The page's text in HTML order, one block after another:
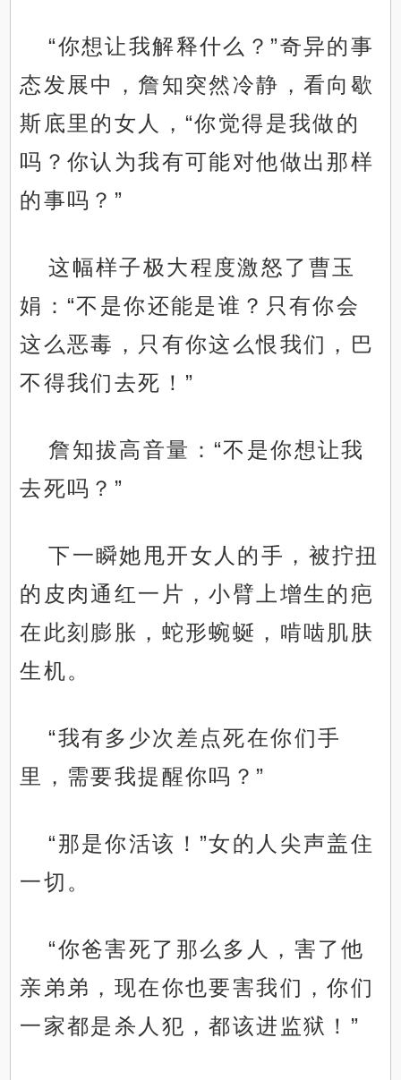
“你想让我解释什么？”奇异的事
态发展中，詹知突然冷静，看向歇
斯底里的女人，“你觉得是我做的
吗？你认为我有可能对他做出那样
的事吗？”
这幅样子极大程度激怒了曹玉
娟：“不是你还能是谁？只有你会
这么恶毒，只有你这么恨我们，巴
不得我们去死！”
詹知拔高音量：“不是你想让我
去死吗？”
下一瞬她甩开女人的手，被拧扭
的皮肉通红一片，小臂上增生的疤
在此刻膨胀，蛇形蜿蜒，啃啮肌肤
生机。
“我有多少次差点死在你们手
里，需要我提醒你吗？”
“那是你活该！”女的人尖声盖住
一切。
“你爸害死了那么多人，害了他
亲弟弟，现在你也要害我们，你们
一家都是杀人犯，都该进监狱！”